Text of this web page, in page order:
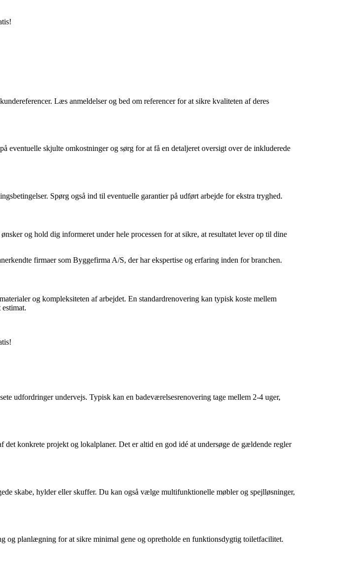
Læs anmeldelser og bed om referencer for at sikre kvaliteten af deres
skjulte omkostninger og sørg for at få en detaljeret oversigt over de inkluderede
Spørg også ind til eventuelle garantier på udført arbejde for ekstra tryghed.
og hold dig informeret under hele processen for at sikre, at resultatet lever op til dine
firmaer som Byggefirma A/S, der har ekspertise og erfaring inden for branchen.
og kompleksiteten af arbejdet. En standardrenovering kan typisk koste mellem
udfordringer undervejs. Typisk kan en badeværelsesrenovering tage mellem 2-4 uger,
konkrete projekt og lokalplaner. Det er altid en god idé at undersøge de gældende regler
skabe, hylder eller skuffer. Du kan også vælge multifunktionelle møbler og spejlløsninger,
og planlægning for at sikre minimal gene og opretholde en funktionsdygtig toiletfacilitet.